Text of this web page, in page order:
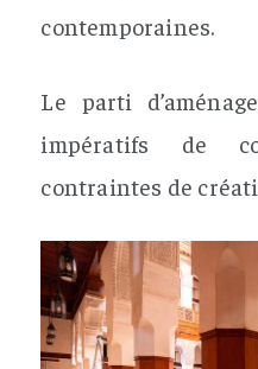
contemporaines.
Le parti
impératifs de
contraintes de